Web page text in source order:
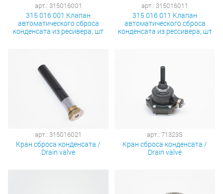
арт.: 315016001
315 016 001 Клапан
автоматического сброса
конденсата из ресивера, шт
арт.: 315016011
315 016 011 Клапан
автоматического сброса
конденсата из рессивера, шт
арт.: 315016021
Кран сброса конденсата /
Drain valve
арт.: 71323S
Кран сброса конденсата /
Drain valve